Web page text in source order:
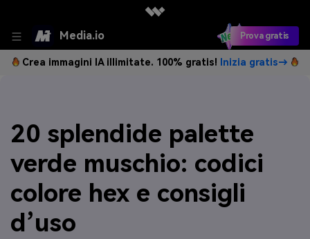
Media.io Prova gratis
Crea immagini IA illimitate. 100% gratis! Inizia gratis→
20 splendide palette
verde muschio: codici
colore hex e consigli
d’uso